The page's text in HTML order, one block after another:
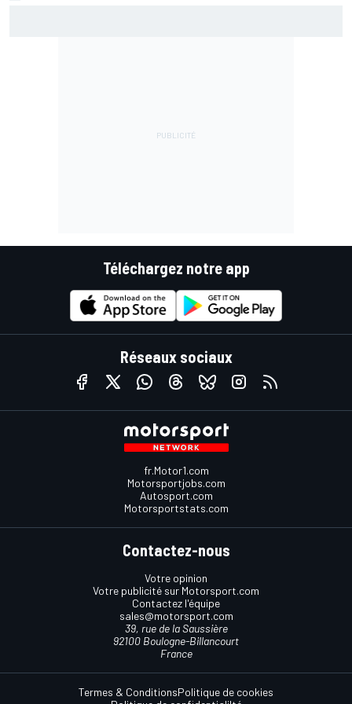
Téléchargez notre app
Réseaux sociaux
fr.Motor1.com
Motorsportjobs.com
Autosport.com
Motorsportstats.com
Contactez-nous
Votre opinion
Votre publicité sur Motorsport.com
Contactez l'équipe
sales@motorsport.com
39, rue de la Saussière
92100 Boulogne-Billancourt
France
Termes & ConditionsPolitique de cookies